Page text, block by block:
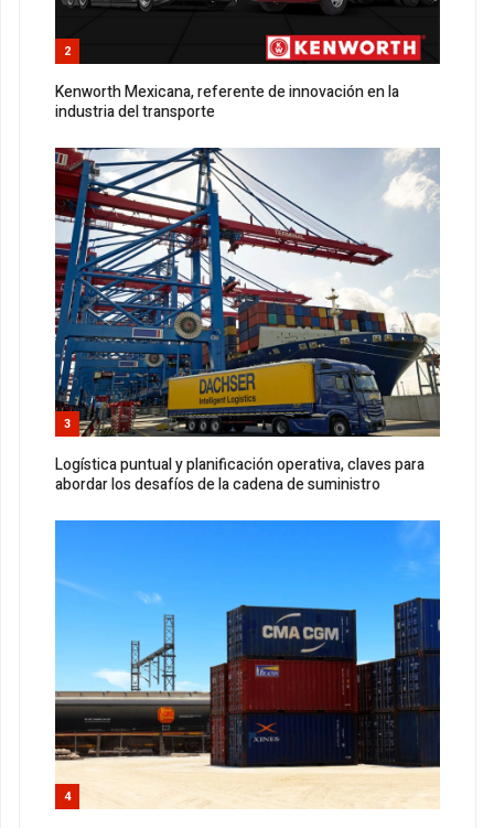
2
Kenworth Mexicana, referente de innovación en la
industria del transporte
3
Logística puntual y planificación operativa, claves para
abordar los desafíos de la cadena de suministro
4